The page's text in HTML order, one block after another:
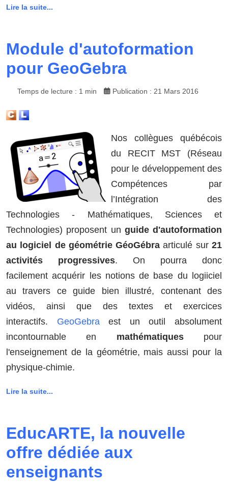
Lire la suite...
Module d'autoformation
pour GeoGebra
Temps de lecture : 1 min Publication : 21 Mars 2016
Nos collègues québécois
du RECIT MST (Réseau
pour le développement des
Compétences par
l’Intégration des
Technologies - Mathématiques, Sciences et
Technologies) proposent un guide d'autoformation
au logiciel de géométrie GéoGébra articulé sur21
activités progressives. On pourra donc
facilement acquérir les notions de base du logiiciel
au travers ce guide bien illustré, contenant des
vidéos, ainsi que des textes et exercices
interactifs. GeoGebraest un outil absolument
incontournable en mathématiquespour
l'enseignement de la géométrie, mais aussi pour la
physique-chimie.
Lire la suite...
EducARTE, la nouvelle
offre dédiée aux
enseignants